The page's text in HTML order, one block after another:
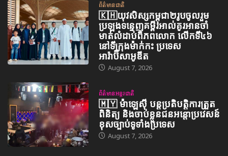
ព័ត៌មានជាតិ
🇰🇭យុវសិស្សកម្ពុជា២រូបចូលរួម
ប្រឡងទន្ទេញគម្ពីរអាល់គូរអានចាំ
មាត់លំដាប់ពិភពលោក លើកទី៤៦
នៅទីក្រុងម៉ាក់កះ ប្រទេស
អារ៉ាប៊ីសាអូឌីត
August 7, 2026
ព័ត៌មានអន្តរជាតិ
🇲🇾 ម៉ាឡេស៊ី បន្តប្រតិបត្តិការត្រួត
ពិនិត្យ និងចាប់ខ្លួនជនអន្តោប្រវេសន៍
ខុសច្បាប់ទូទាំងប្រទេស
August 7, 2026